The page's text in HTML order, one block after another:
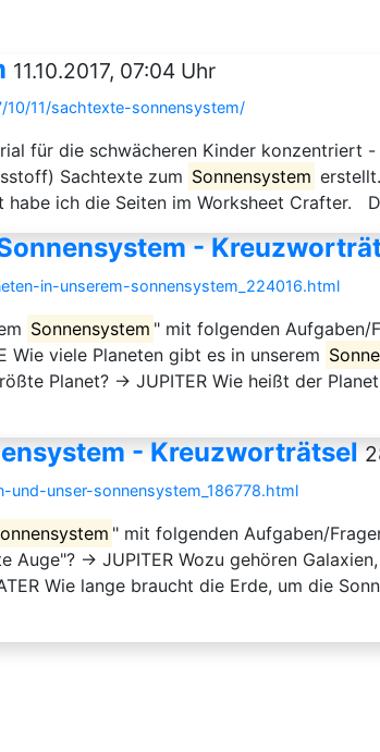
11.10.2017, 07:04 Uhr
11/sachtexte-sonnensystem/
für die schwächeren Kinder konzentriert
Sachtexte zum Sonnensystem
habe ich die Seiten im Worksheet Crafter.
-
in-unserem-sonnensystem_224016.html
Sonnensystem " mit folgenden Aufgaben/
Wie viele Planeten gibt es in unserem
Planet? → JUPITER Wie heißt der
- Kreuzworträtsel
unser-sonnensystem_186778.html
" mit folgenden Aufgaben/
→ JUPITER Wozu gehören
Wie lange braucht die Erde, um die